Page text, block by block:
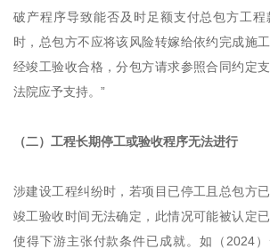
破产程序导致能否及时足额支付总包方工
时，总包方不应将该风险转嫁给依约完成施
经竣工验收合格，分包方请求参照合同约定
法院应予支持。”
（二）工程长期停工或验收程序无法进行
涉建设工程纠纷时，若项目已停工且总包方
竣工验收时间无法确定，此情况可能被认定
使得下游主张付款条件已成就。如（2024